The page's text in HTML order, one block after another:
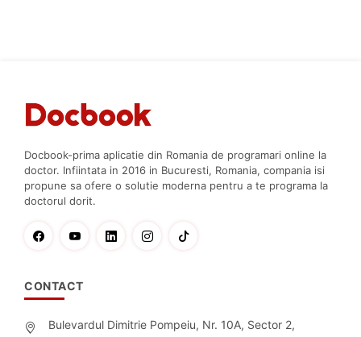
Docbook-prima aplicatie din Romania de programari online la
doctor. Infiintata in 2016 in Bucuresti, Romania, compania isi
propune sa ofere o solutie moderna pentru a te programa la
doctorul dorit.
CONTACT
Bulevardul Dimitrie Pompeiu, Nr. 10A, Sector 2,